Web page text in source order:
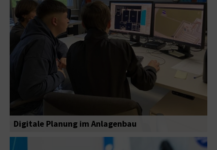
Digitale Planung im Anlagenbau